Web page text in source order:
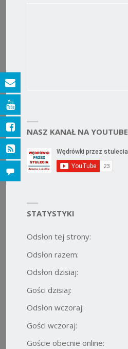
NASZ KANAŁ NA YOUTUBE
STATYSTYKI
Odsłon tej strony:
Odsłon razem:
Odsłon dzisiaj:
Gości dzisiaj:
Odsłon wczoraj:
Gości wczoraj:
Goście obecnie online: